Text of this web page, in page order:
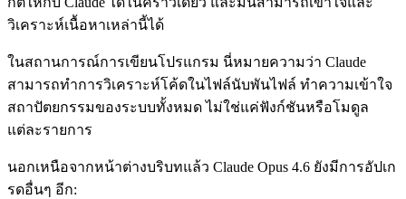
วิเคราะห์เนื้อหาเหล่านี้ได้
ในสถานการณ์การเขียนโปรแกรม นี่หมายความว่า Claude
สามารถทำการวิเคราะห์โค้ดในไฟล์นับพันไฟล์ ทำความเข้าใจ
สถาปัตยกรรมของระบบทั้งหมด ไม่ใช่แค่ฟังก์ชันหรือโมดูล
แต่ละรายการ
นอกเหนือจากหน้าต่างบริบทแล้ว Claude Opus 4.6 ยังมีการอัปเก
รดอื่นๆ อีก: